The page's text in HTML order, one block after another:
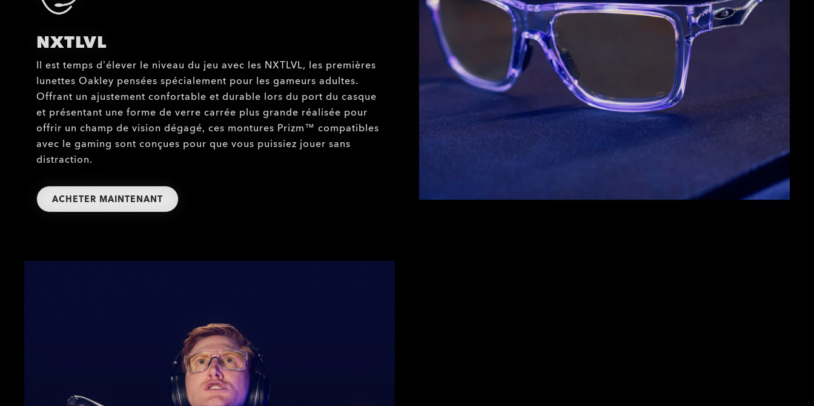
NXTLVL
Il est temps d’élever le niveau du jeu avec les NXTLVL, les premières
lunettes Oakley pensées spécialement pour les gameurs adultes.
Offrant un ajustement confortable et durable lors du port du casque
et présentant une forme de verre carrée plus grande réalisée pour
offrir un champ de vision dégagé, ces montures Prizm™ compatibles
avec le gaming sont conçues pour que vous puissiez jouer sans
distraction.
ACHETER MAINTENANT